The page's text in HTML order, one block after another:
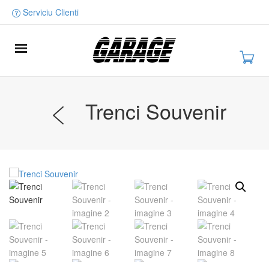
Serviciu Clienti
Trenci Souvenir